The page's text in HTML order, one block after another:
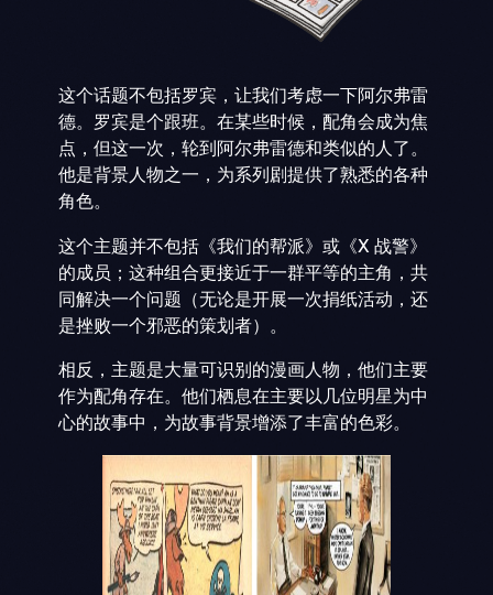
这个话题不包括罗宾，让我们考虑一下阿尔弗雷
德。罗宾是个跟班。在某些时候，配角会成为焦
点，但这一次，轮到阿尔弗雷德和类似的人了。
他是背景人物之一，为系列剧提供了熟悉的各种
角色。
这个主题并不包括《我们的帮派》或《X 战警》
的成员；这种组合更接近于一群平等的主角，共
同解决一个问题（无论是开展一次捐纸活动，还
是挫败一个邪恶的策划者）。
相反，主题是大量可识别的漫画人物，他们主要
作为配角存在。他们栖息在主要以几位明星为中
心的故事中，为故事背景增添了丰富的色彩。